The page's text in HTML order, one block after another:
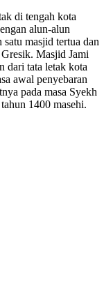
di tengah kota
alun-alun
masjid tertua dan
Masjid Jami
dari tata letak kota
awal penyebaran
pada masa Syekh
1400 masehi.